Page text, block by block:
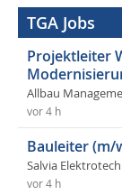
TGA Jobs
Projektleiter
Allbau
vor 4 h
Bauleiter (m/
Salvia
vor 4 h